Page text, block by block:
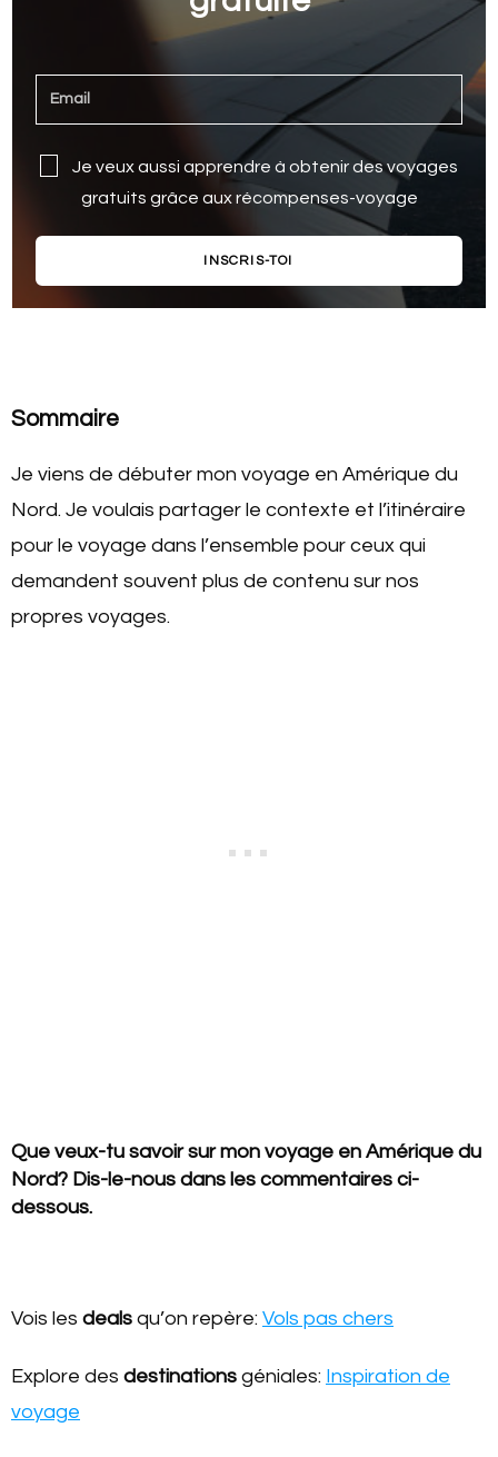
Je veux aussi apprendre à obtenir des voyages
gratuits grâce aux récompenses-voyage
INSCRIS-TOI
Sommaire
Je viens de débuter mon voyage en Amérique du
Nord. Je voulais partager le contexte et l’itinéraire
pour le voyage dans l’ensemble pour ceux qui
demandent souvent plus de contenu sur nos
propres voyages.
Que veux-tu savoir sur mon voyage en Amérique du
Nord? Dis-le-nous dans les commentaires ci-
dessous.
Vois les deals qu’on repère: Vols pas chers
Explore des destinations géniales: Inspiration de
voyage